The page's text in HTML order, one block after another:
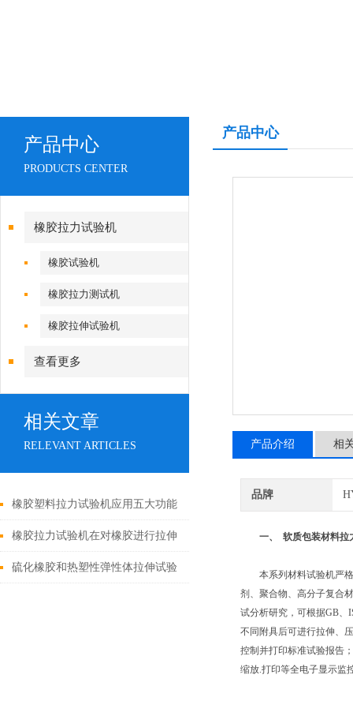
产品中心
PRODUCTS CENTER
橡胶拉力试验机
橡胶试验机
橡胶拉力测试机
橡胶拉伸试验机
查看更多
相关文章
RELEVANT ARTICLES
橡胶塑料拉力试验机应用五大功能
特点，你都知道吗？
橡胶拉力试验机在对橡胶进行拉伸
试验需具备什么条件
硫化橡胶和热塑性弹性体拉伸试验
产品中心
产品介绍 相
品牌
一、 软质包装材料拉
本系列材料试验机严格
剂、聚合物、高分子复合
试分析研究，可根据GB、
不同附具后可进行拉伸、
控制并打印标准试验报告
缩放.打印等全电子显示监